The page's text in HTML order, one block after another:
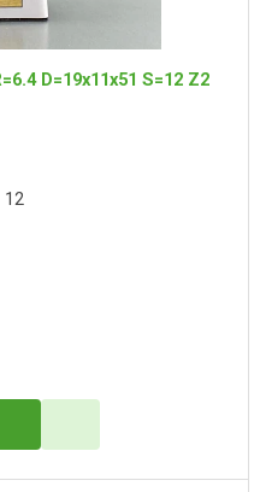
D=19x11x51 S=12 Z2
12